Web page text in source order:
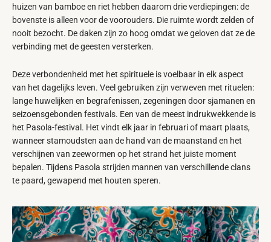
huizen van bamboe en riet hebben daarom drie verdiepingen: de
bovenste is alleen voor de voorouders. Die ruimte wordt zelden of
nooit bezocht. De daken zijn zo hoog omdat we geloven dat ze de
verbinding met de geesten versterken.
Deze verbondenheid met het spirituele is voelbaar in elk aspect
van het dagelijks leven. Veel gebruiken zijn verweven met rituelen:
lange huwelijken en begrafenissen, zegeningen door sjamanen en
seizoensgebonden festivals. Een van de meest indrukwekkende is
het Pasola-festival. Het vindt elk jaar in februari of maart plaats,
wanneer stamoudsten aan de hand van de maanstand en het
verschijnen van zeewormen op het strand het juiste moment
bepalen. Tijdens Pasola strijden mannen van verschillende clans
te paard, gewapend met houten speren.